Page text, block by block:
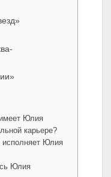
Юлия
карьере?
исполняет Юлия
Юлия